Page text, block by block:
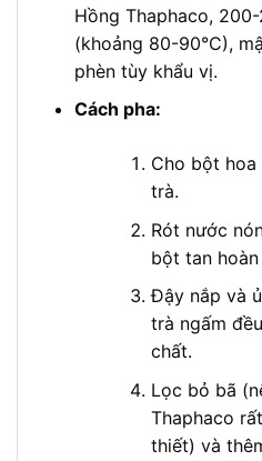
Hồng Thaphaco,
(khoảng 80-90°C),
phèn tùy khẩu vị.
Cách pha:
Cho bột hoa
trà.
Rót nước
bột tan
Đậy nắp và
trà ngấm
chất.
Lọc bỏ bã
Thaphaco
thiết) và